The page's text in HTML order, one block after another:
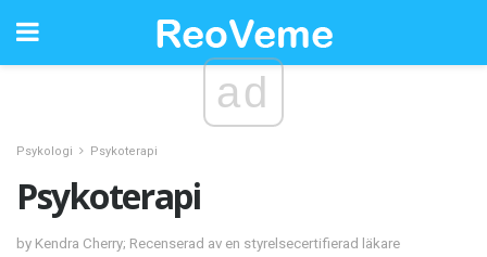
ad
Psykologi Psykoterapi
Psykoterapi
by Kendra Cherry; Recenserad av en styrelsecertifierad läkare